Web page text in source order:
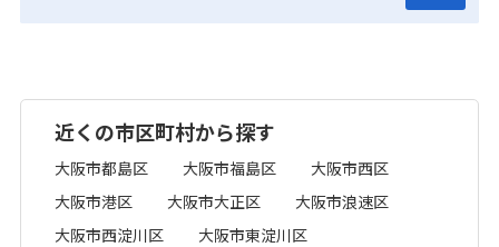
近くの市区町村から探す
大阪市都島区 大阪市福島区
大阪市西区
大阪市港区
大阪市大正区
大阪市浪速区
大阪市西淀川区
大阪市東淀川区